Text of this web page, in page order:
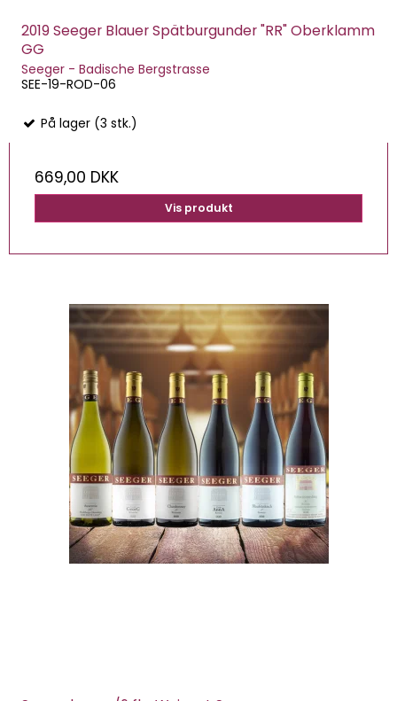
2019 Seeger Blauer Spätburgunder "RR" Oberklamm
GG
Seeger - Badische Bergstrasse
SEE-19-ROD-06
På lager (3 stk.)
669,00 DKK
Vis produkt